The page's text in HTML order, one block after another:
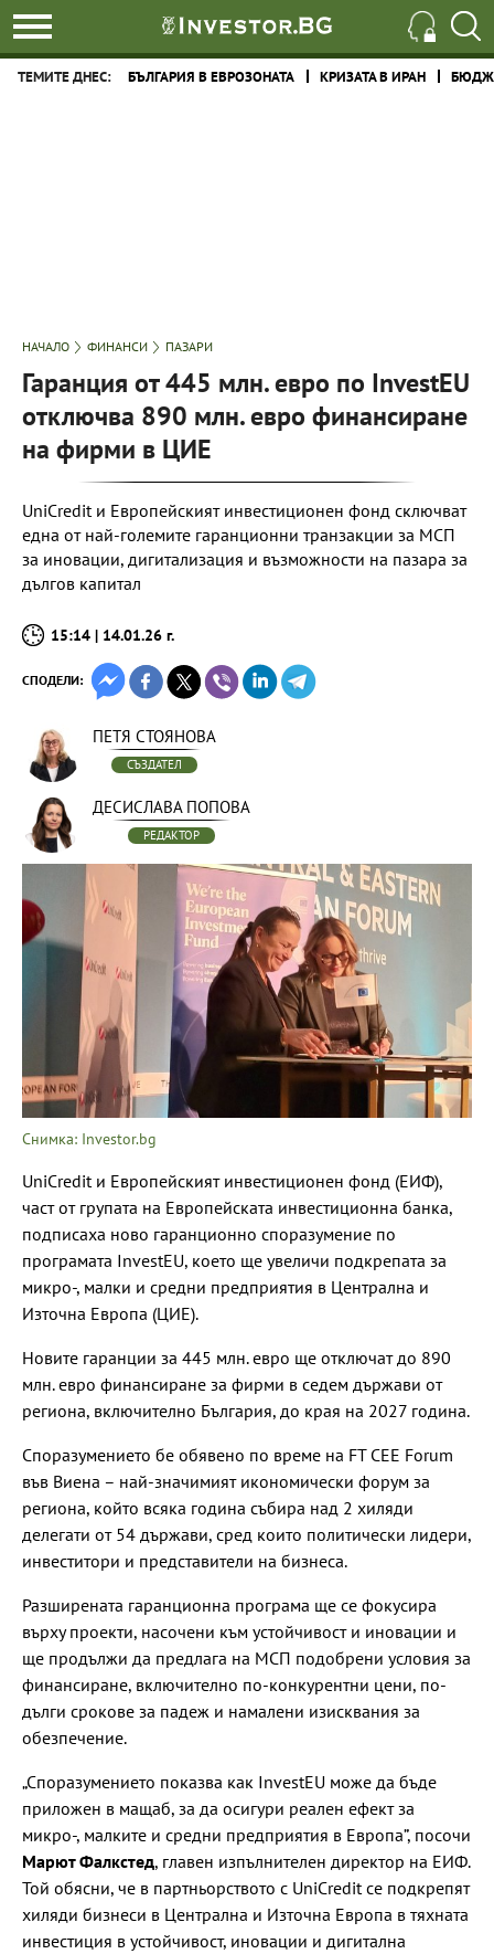
ТЕМИТЕ ДНЕС: БЪЛГАРИЯ В ЕВРОЗОНАТА КРИЗАТА В ИРАН
НАЧАЛО ФИНАНСИ ПАЗАРИ
Гаранция от 445 млн. евро по InvestEU
отключва 890 млн. евро финансиране
на фирми в ЦИЕ
UniСredit и Европейският инвестиционен фонд сключват
eдна от най-големите гаранционни транзакции за МСП
за иновации, дигитализация и възможности на пазара за
дългов капитал
15:14 | 14.01.26 г.
СПОДЕЛИ:
ПЕТЯ СТОЯНОВА
СЪЗДАТЕЛ
ДЕСИСЛАВА ПОПОВА
РЕДАКТОР
Снимка: Investor.bg
UniСredit и Европейският инвестиционен фонд (ЕИФ),
част от групата на Европейската инвестиционна банка,
подписаха ново гаранционно споразумение по
програмата InvestEU, което ще увеличи подкрепата за
микро-, малки и средни предприятия в Централна и
Източна Европа (ЦИЕ).
Новите гаранции за 445 млн. евро ще отключат до 890
млн. евро финансиране за фирми в седем държави от
региона, включително България, до края на 2027 година.
Споразумението бе обявено по време на FT CEE Forum
във Виена – най-значимият икономически форум за
региона, който всяка година събира над 2 хиляди
делегати от 54 държави, сред които политически лидери,
инвеститори и представители на бизнеса.
Разширената гаранционна програма ще се фокусира
върху проекти, насочени към устойчивост и иновации и
ще продължи да предлага на МСП подобрени условия за
финансиране, включително по-конкурентни цени, по-
дълги срокове за падеж и намалени изисквания за
обезпечение.
„Споразумението показва как InvestEU може да бъде
приложен в мащаб, за да осигури реален ефект за
микро-, малките и средни предприятия в Европа”, посочи
Марют Фалкстед, главен изпълнителен директор на ЕИФ.
Той обясни, че в партньорството с UniСredit се подкрепят
хиляди бизнеси в Централна и Източна Европа в тяхната
инвестиция в устойчивост, иновации и дигитална